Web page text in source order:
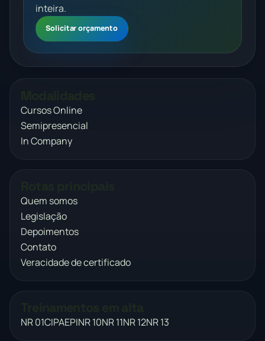
inteira.
Solicitar orçamento
Cursos Online
Semipresencial
In Company
Quem somos
Legislação
Depoimentos
Contato
Veracidade de certificado
NR 01CIPAEPINR 10NR 11NR 12NR 13